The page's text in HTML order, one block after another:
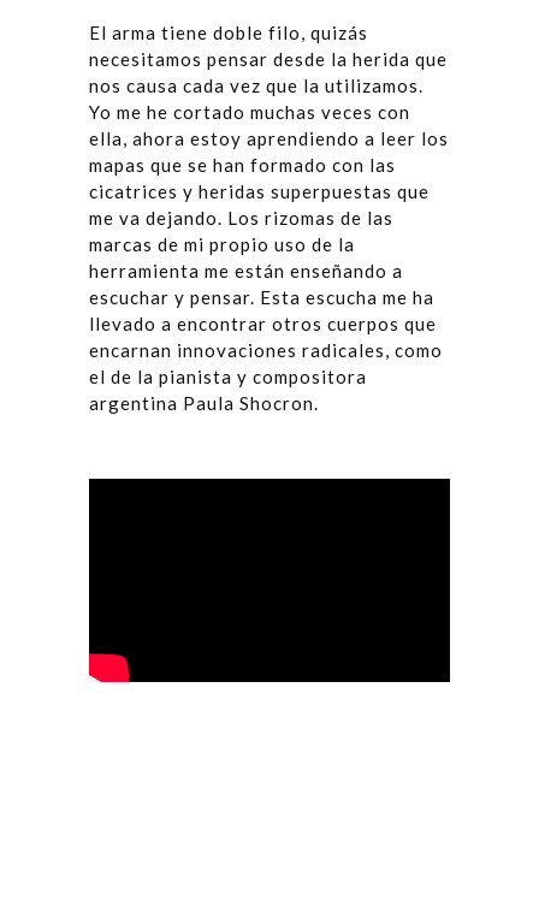
El arma tiene doble filo, quizás
necesitamos pensar desde la herida que
nos causa cada vez que la utilizamos.
Yo me he cortado muchas veces con
ella, ahora estoy aprendiendo a leer los
mapas que se han formado con las
cicatrices y heridas superpuestas que
me va dejando. Los rizomas de las
marcas de mi propio uso de la
herramienta me están enseñando a
escuchar y pensar. Esta escucha me ha
llevado a encontrar otros cuerpos que
encarnan innovaciones radicales, como
el de la pianista y compositora
argentina Paula Shocron.